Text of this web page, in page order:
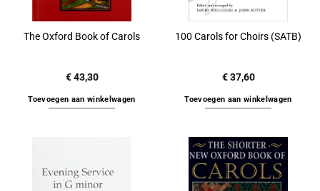
The Oxford Book of Carols
€43,30
Toevoegen aan winkelwagen
100 Carols for Choirs (SATB)
€37,60
Toevoegen aan winkelwagen